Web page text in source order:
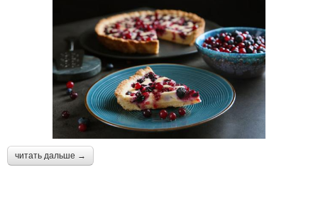
читать дальше →